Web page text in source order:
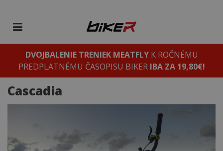
DVOJBALENIE TRENIEK MEATFLYK ROČNÉMU
PREDPLATNÉMU ČASOPISU BIKER IBA ZA 19,80€!
Cascadia